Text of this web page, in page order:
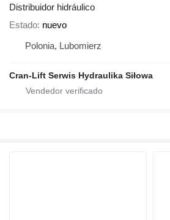
Distribuidor hidráulico
Estado nuevo
Polonia, Lubomierz
Cran-Lift Serwis Hydraulika Siłowa